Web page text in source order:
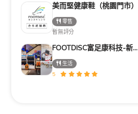
美而堅健康鞋（桃園門市）
零售
暫無評分
FOOTDISC富足康科技-新光三越-桃園站前店
生活
5